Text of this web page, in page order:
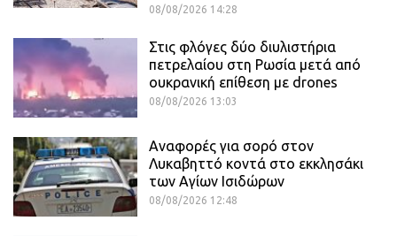
08/08/2026 14:28
Στις φλόγες δύο διυλιστήρια
πετρελαίου στη Ρωσία μετά από
ουκρανική επίθεση με drones
08/08/2026 13:03
Αναφορές για σορό στον
Λυκαβηττό κοντά στο εκκλησάκι
των Αγίων Ισιδώρων
08/08/2026 12:48